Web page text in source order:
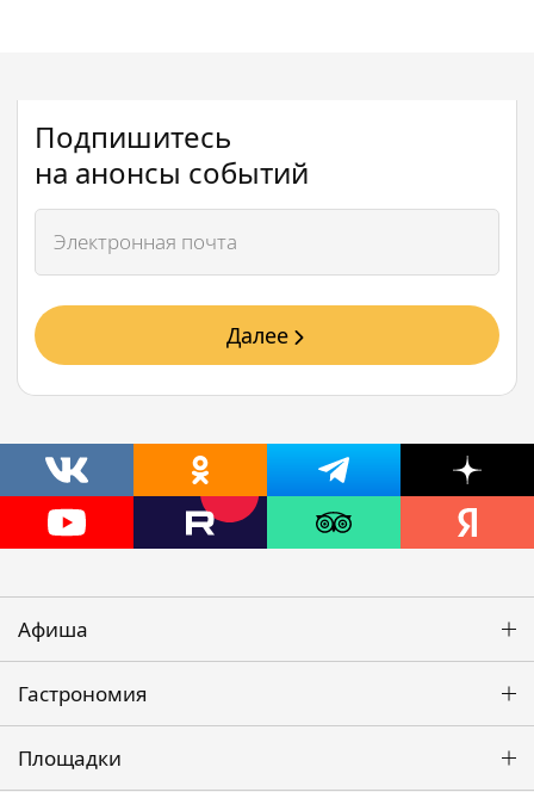
Подпишитесь
на анонсы событий
Далее
Афиша
Гастрономия
Площадки